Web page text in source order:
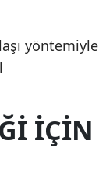
yöntemiyle
İÇIN